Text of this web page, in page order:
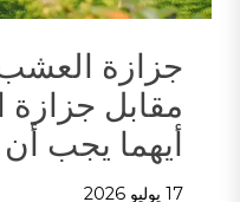
جزازة العشب
مقابل جزازة
أيهما يجب
17 يوليو 2026